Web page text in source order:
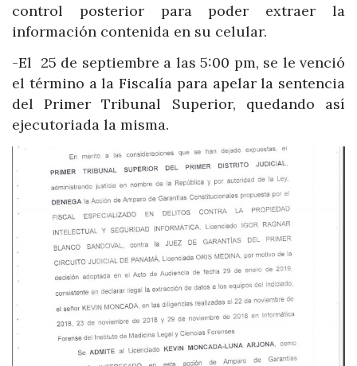
control posterior para poder extraer la
información contenida en su celular.
-El 25 de septiembre a las 5:00 pm, se le venció
el término a la Fiscalía para apelar la sentencia
del Primer Tribunal Superior, quedando así
ejecutoriada la misma.